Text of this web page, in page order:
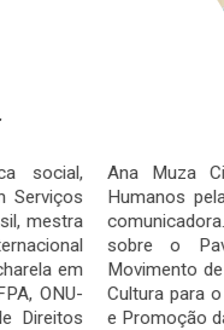
Gestão de Recursos
Sá, empreendedora e
PPG Informativo,
fez parte do
Municipal de
Secretaria de Políticas